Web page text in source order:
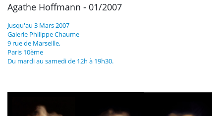
Agathe Hoffmann - 01/2007
Jusqu'au 3 Mars 2007
Galerie Philippe Chaume
9 rue de Marseille,
Paris 10ème
Du mardi au samedi de 12h à 19h30.